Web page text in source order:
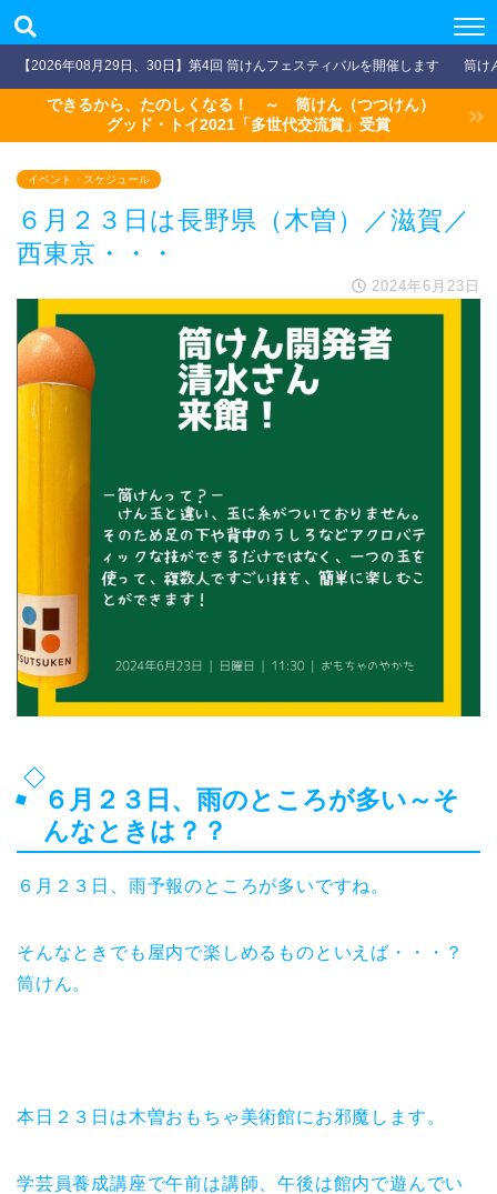
【2026年08月29日、30日】第4回 筒けんフェスティバルを開催します 筒け
できるから、たのしくなる！ ～ 筒けん（つつけん）
グッド・トイ2021「多世代交流賞」受賞
イベント・スケジュール
６月２３日は長野県（木曽）／滋賀／
西東京・・・
2024年6月23日
６月２３日、雨のところが多い～そ
んなときは？？
６月２３日、雨予報のところが多いですね。
そんなときでも屋内で楽しめるものといえば・・・？
筒けん。
本日２３日は木曽おもちゃ美術館にお邪魔します。
学芸員養成講座で午前は講師、午後は館内で遊んでい